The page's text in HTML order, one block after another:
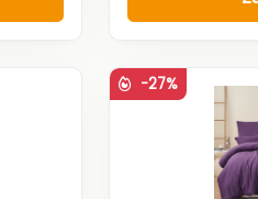
-27%